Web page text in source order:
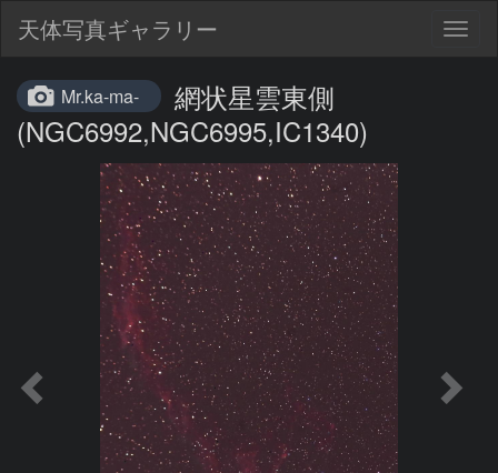
天体写真ギャラリー
Mr.ka-ma-
網状星雲東側
(NGC6992,NGC6995,IC1340)